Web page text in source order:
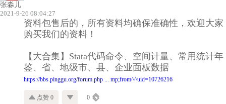
张淼儿
2021-9-26 08:04:27
资料包售后的，所有资料均确保准确性，欢迎大家
购买我们的资料！
【大合集】Stata代码命令、空间计量、常用统计年
鉴、省、地级市、县、企业面板数据
https://bbs.pinggu.org/forum.php ... mp;from^^uid=10726216
点赞 0 0